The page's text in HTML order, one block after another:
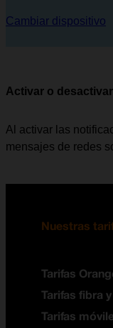
Cambiar dispositivo
Activar o
Al activar las
mensajes de redes
Nuestras
Tarifas
Tarifas fibra
Tarifas